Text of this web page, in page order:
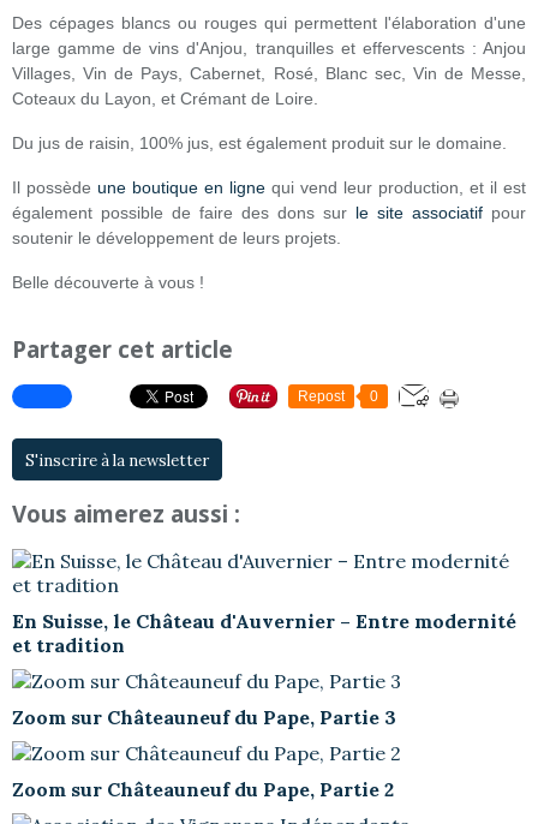
Des cépages blancs ou rouges qui permettent l'élaboration d'une
large gamme de vins d'Anjou, tranquilles et effervescents : Anjou
Villages, Vin de Pays, Cabernet, Rosé, Blanc sec, Vin de Messe,
Coteaux du Layon, et Crémant de Loire.
Du jus de raisin, 100% jus, est également produit sur le domaine.
Il possède une boutique en ligne qui vend leur production, et il est
également possible de faire des dons sur le site associatif pour
soutenir le développement de leurs projets.
Belle découverte à vous !
Partager cet article
Repost 0
S'inscrire à la newsletter
Vous aimerez aussi :
En Suisse, le Château d'Auvernier – Entre modernité
et tradition
Zoom sur Châteauneuf du Pape, Partie 3
Zoom sur Châteauneuf du Pape, Partie 2